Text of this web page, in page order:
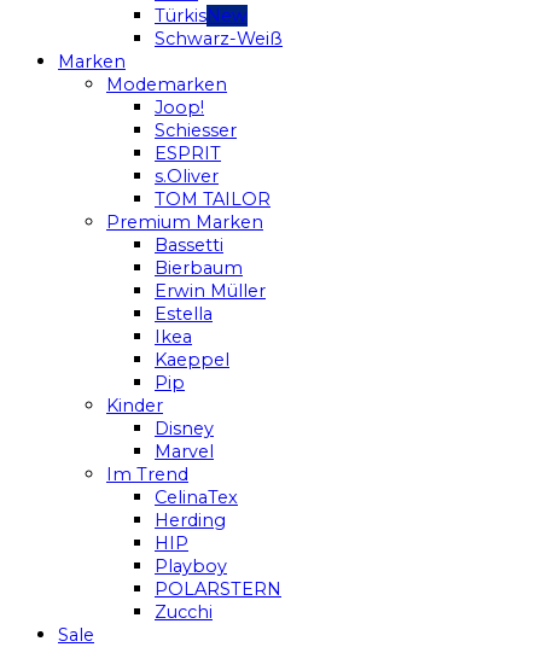
Türkis
Schwarz-Weiß
Marken
Modemarken
Joop!
Schiesser
ESPRIT
s.Oliver
TOM TAILOR
Premium Marken
Bassetti
Bierbaum
Erwin Müller
Estella
Ikea
Kaeppel
Pip
Kinder
Disney
Marvel
Im Trend
CelinaTex
Herding
HIP
Playboy
POLARSTERN
Zucchi
Sale